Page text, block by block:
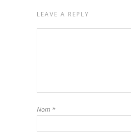
LEAVE A REPLY
Nom *